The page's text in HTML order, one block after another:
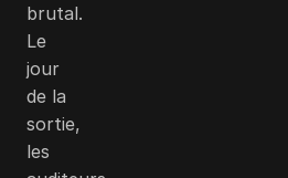
brutal.
Le
jour
de la
sortie,
les